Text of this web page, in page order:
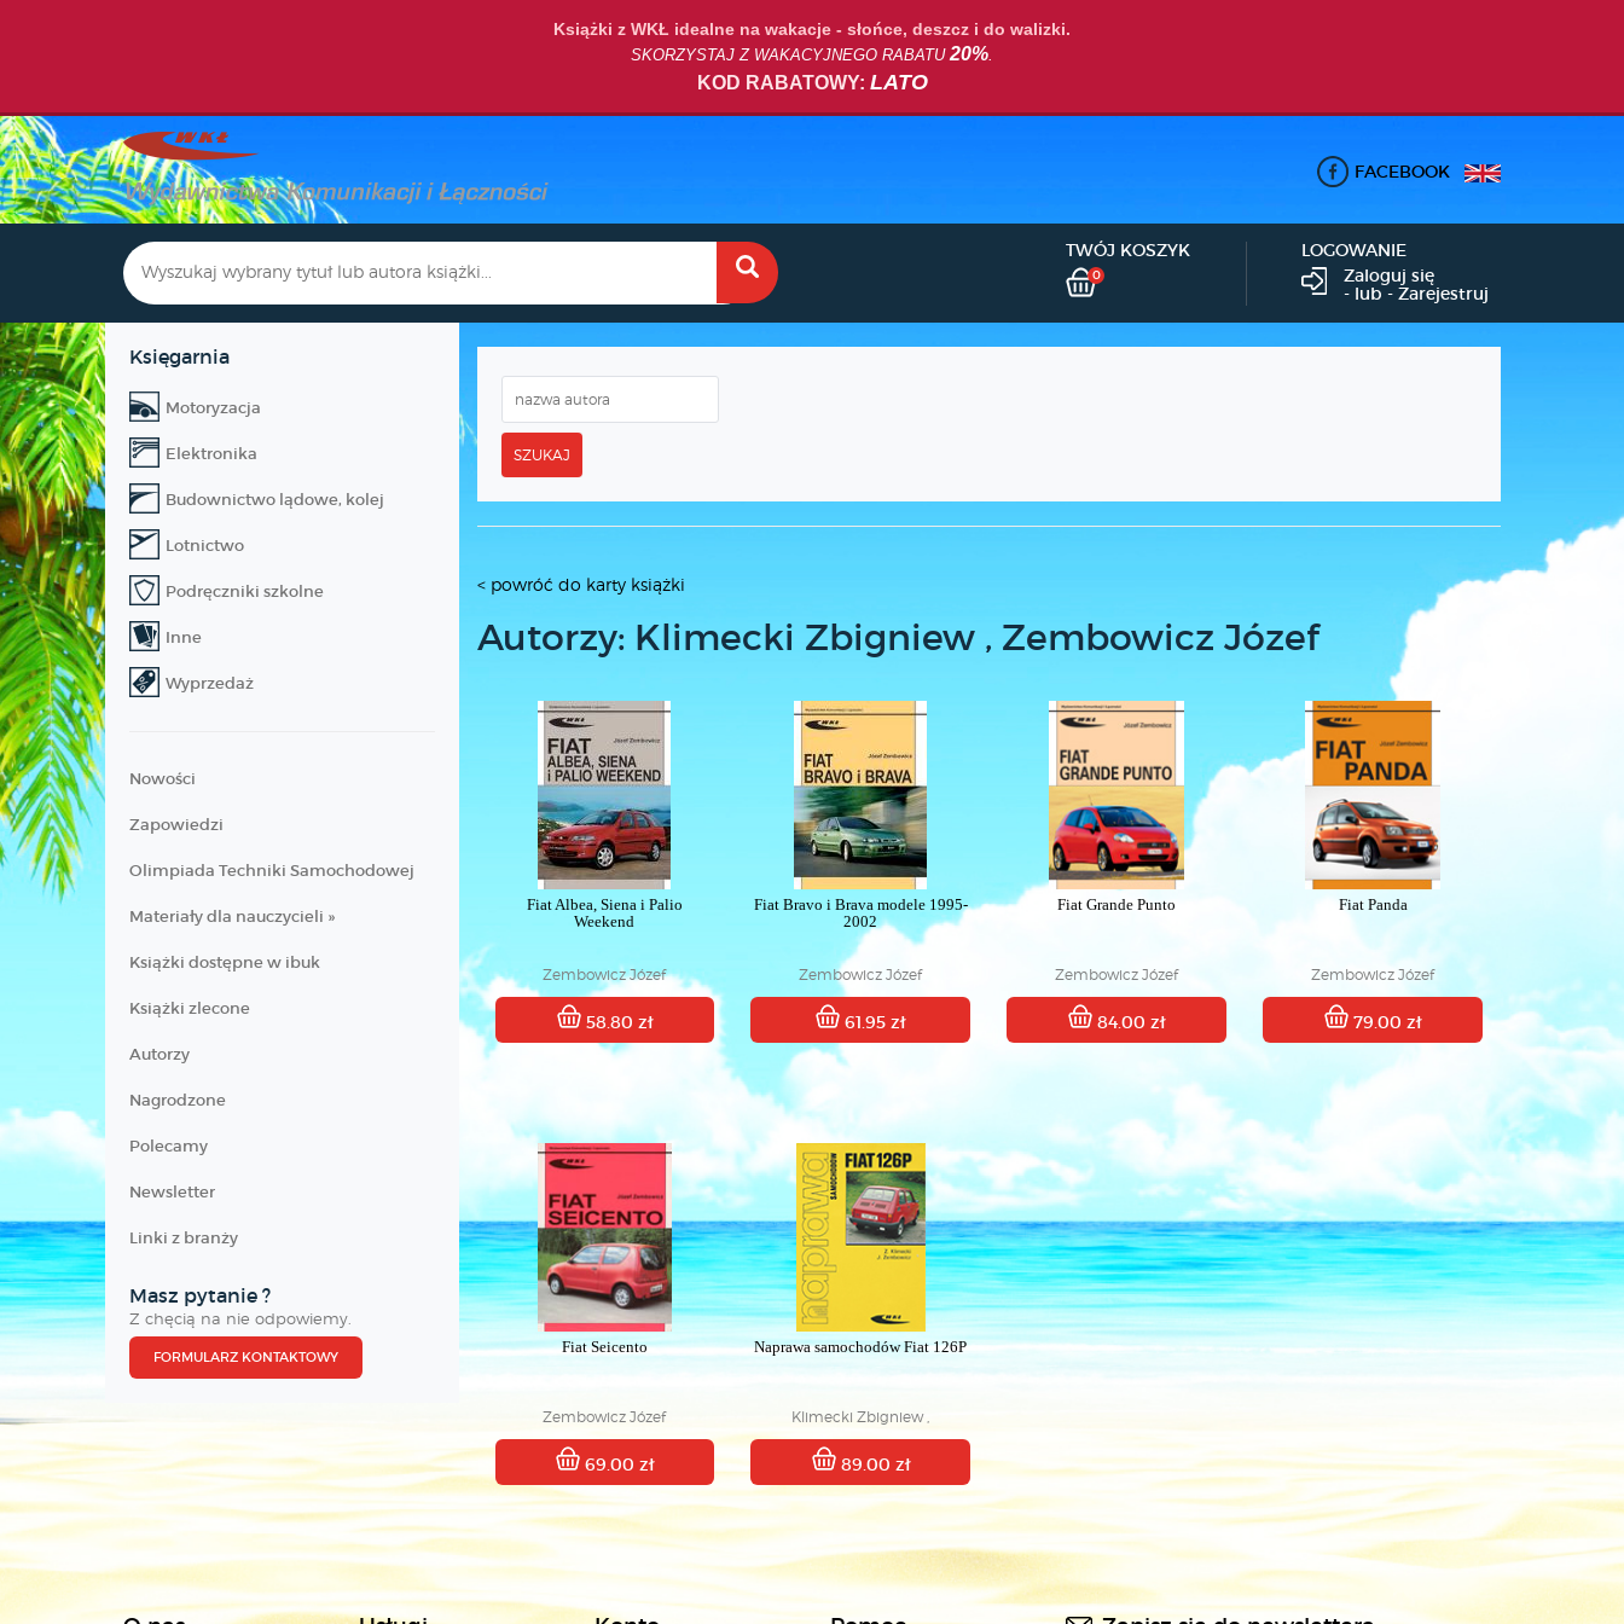
Książki z WKŁ idealne na wakacje - słońce, deszcz i do walizki.
SKORZYSTAJ Z WAKACYJNEGO RABATU20%.
KOD RABATOWY: LATO
FACEBOOK
TWÓJ KOSZYK
0
LOGOWANIE
Zaloguj się
- lub - Zarejestruj
Księgarnia
Motoryzacja
Elektronika
Budownictwo lądowe, kolej
Lotnictwo
Podręczniki szkolne
Inne
Wyprzedaż
Nowości
Zapowiedzi
Olimpiada Techniki Samochodowej
Materiały dla nauczycieli »
Książki dostępne w ibuk
Książki zlecone
Autorzy
Nagrodzone
Polecamy
Newsletter
Linki z branży
Masz pytanie ?
Z chęcią na nie odpowiemy.
FORMULARZ KONTAKTOWY
SZUKAJ
< powróć do karty książki
Autorzy: Klimecki Zbigniew , Zembowicz Józef
Fiat Albea, Siena i Palio
Weekend
Zembowicz Józef
58.80 zł
Fiat Bravo i Brava modele 1995-
2002
Zembowicz Józef
61.95 zł
Fiat Grande Punto
Zembowicz Józef
84.00 zł
Fiat Panda
Zembowicz Józef
79.00 zł
Fiat Seicento
Zembowicz Józef
69.00 zł
Naprawa samochodów Fiat 126P
Klimecki Zbigniew ,
Zembowicz Józef
89.00 zł